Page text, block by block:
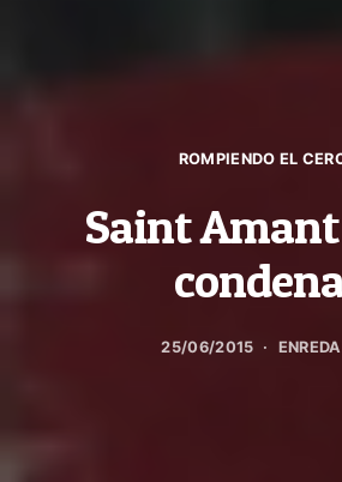
ROMPIENDO EL
Saint
25/06/2015